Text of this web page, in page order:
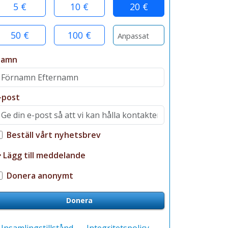
5 € 10 € 20 €
50 € 100 €
post
Beställ vårt nyhetsbrev
Lägg till meddelande
Donera anonymt
Donera